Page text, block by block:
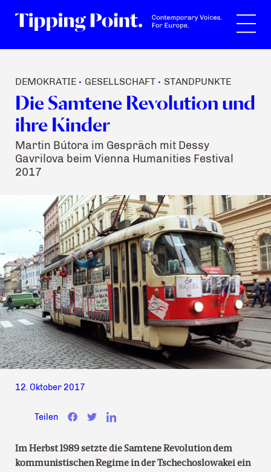
DEMOKRATIE • GESELLSCHAFT • STANDPUNKTE
Die Samtene Revolution und
ihre Kinder
Martin Bútora im Gespräch mit Dessy
Gavrilova beim Vienna Humanities Festival
2017
12. Oktober 2017
Teilen
Im Herbst 1989 setzte die Samtene Revolution dem
kommunistischen Regime in der Tschechoslowakei ein